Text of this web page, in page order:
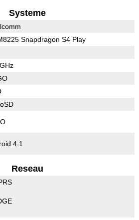
Systeme
Snapdragon S4 Play
4.1
Reseau